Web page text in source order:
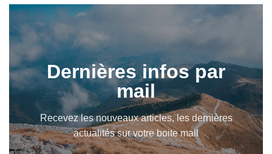
Dernières infos par
mail
Recevez les nouveaux articles, les dernières
actualités sur votre boite mail